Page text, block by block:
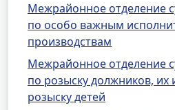
Межрайонное отделение
по особо важным
производствам
Межрайонное отделение
по розыску должников, их
розыску детей